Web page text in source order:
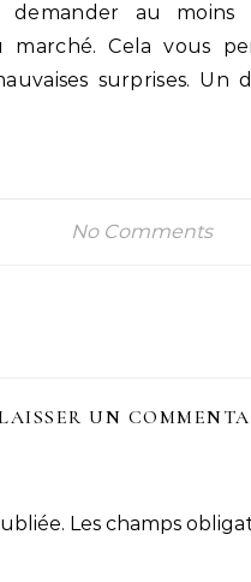
au moins
Cela vous
surprises. Un
No Comments
UN
Les champs